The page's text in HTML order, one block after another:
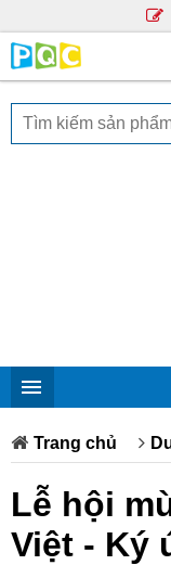
Trang chủ
Lễ hội
Việt - Ký